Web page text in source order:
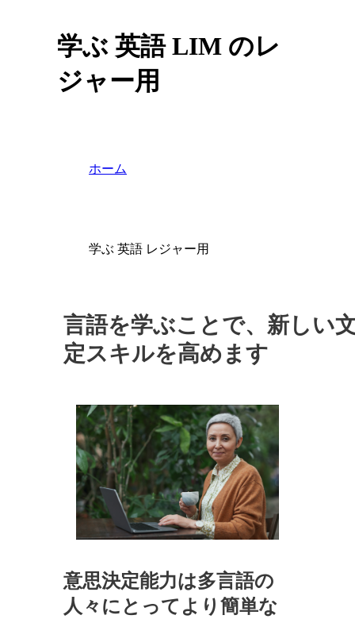
学ぶ 英語 LIM のレ
ジャー用
ホーム
学ぶ 英語 レジャー用
言語を学ぶことで、新しい
定スキルを高めます
意思決定能力は多言語の
人々にとってより簡単な